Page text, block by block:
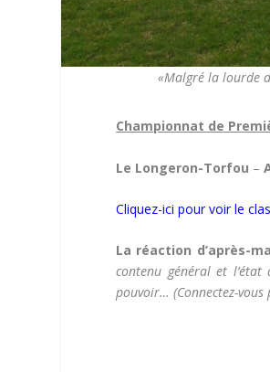
«Malgré la lourde
Championnat de
Le Longeron-Torfou –
Cliquez-ici pour voir le
La réaction d’après-
contenu général et
pouvoir…(Connectez-